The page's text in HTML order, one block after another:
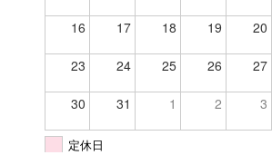
16 17 18 19 20
23 24 25 26 27
30 31 1 2 3
定休日